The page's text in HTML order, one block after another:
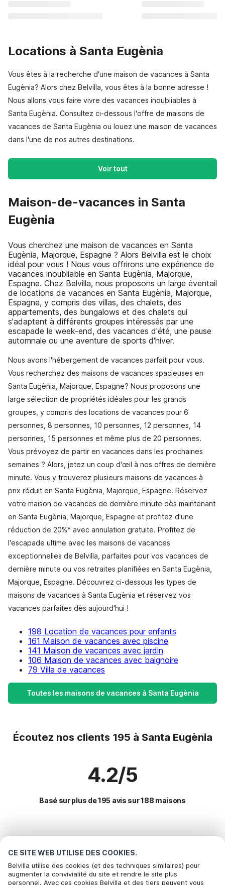
CE SITE WEB UTILISE DES COOKIES.
Belvilla utilise des cookies (et des techniques similaires) pour
augmenter la convivialité du site et rendre le site plus
personnel. Avec ces cookies Belvilla et des tiers peuvent vous
Locations à Santa Eugènia
Vous êtes à la recherche d'une maison de vacances à Santa
Eugènia? Alors chez Belvilla, vous êtes à la bonne adresse !
Nous allons vous faire vivre des vacances inoubliables à
Santa Eugènia. Consultez ci-dessous l'offre de maisons de
vacances de Santa Eugènia ou louez une maison de vacances
dans l'une de nos autres destinations.
Voir tout
Maison-de-vacances in Santa
Eugènia
Vous cherchez une maison de vacances en Santa
Eugènia, Majorque, Espagne ? Alors Belvilla est le choix
idéal pour vous ! Nous vous offrirons une expérience de
vacances inoubliable en Santa Eugènia, Majorque,
Espagne. Chez Belvilla, nous proposons un large éventail
de locations de vacances en Santa Eugènia, Majorque,
Espagne, y compris des villas, des chalets, des
appartements, des bungalows et des chalets qui
s'adaptent à différents groupes intéressés par une
escapade le week-end, des vacances d'été, une pause
automnale ou une aventure de sports d'hiver.
Nous avons l'hébergement de vacances parfait pour vous.
Vous recherchez des maisons de vacances spacieuses en
Santa Eugènia, Majorque, Espagne? Nous proposons une
large sélection de propriétés idéales pour les grands
groupes, y compris des locations de vacances pour 6
personnes, 8 personnes, 10 personnes, 12 personnes, 14
personnes, 15 personnes et même plus de 20 personnes.
Vous prévoyez de partir en vacances dans les prochaines
semaines ? Alors, jetez un coup d'œil à nos offres de dernière
minute. Vous y trouverez plusieurs maisons de vacances à
prix réduit en Santa Eugènia, Majorque, Espagne. Réservez
votre maison de vacances de dernière minute dès maintenant
en Santa Eugènia, Majorque, Espagne et profitez d'une
réduction de 20%* avec annulation gratuite. Profitez de
l'escapade ultime avec les maisons de vacances
exceptionnelles de Belvilla, parfaites pour vos vacances de
dernière minute ou vos retraites planifiées en Santa Eugènia,
Majorque, Espagne. Découvrez ci-dessous les types de
maisons de vacances à Santa Eugènia et réservez vos
vacances parfaites dès aujourd'hui !
198 Location de vacances pour enfants
161 Maison de vacances avec piscine
141 Maison de vacances avec jardin
106 Maison de vacances avec baignoire
79 Villa de vacances
Toutes les maisons de vacances à Santa Eugènia
Écoutez nos clients 195 à Santa Eugènia
4.2/5
Basé sur plus de 195 avis sur 188 maisons
vacances
Villes offrant les meilleures commodités pour les vacances